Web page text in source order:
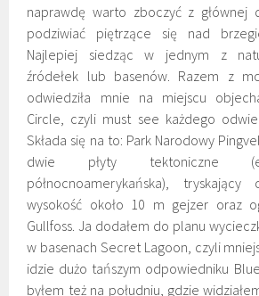
naprawdę warto zboczyć z
podziwiać piętrzące się nad
Najlepiej siedząc w jednym z
źródełek lub basenów. Razem z
odwiedziła mnie na miejscu
Circle, czyli must see każdego
Składa się na to: Park Narodowy
dwie płyty tektoniczne
północnoamerykańska),
wysokość około 10 m gejzer oraz
Gullfoss. Ja dodałem do planu
w basenach Secret Lagoon, czyli
idzie dużo tańszym odpowiedniku
byłem też na południu, gdzie